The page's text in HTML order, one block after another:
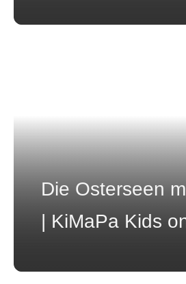
Die Osterseen
| KiMaPa Kids